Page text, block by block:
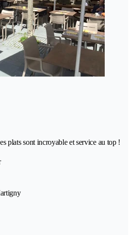
plats sont incroyable et service au top !